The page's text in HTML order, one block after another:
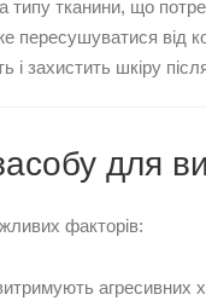
типу тканини, що
пересушуватися від
і захистить шкіру
для
факторів:
агресивних